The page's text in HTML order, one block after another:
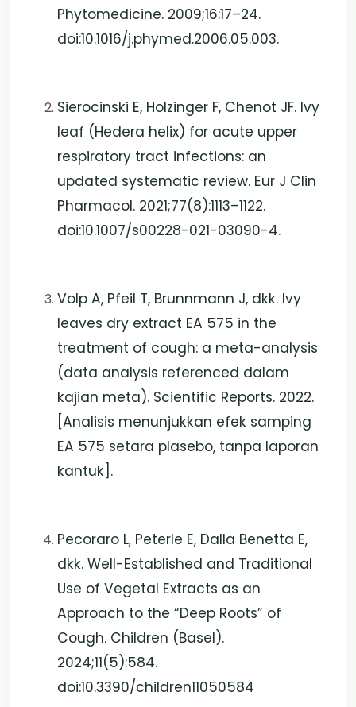
Phytomedicine. 2009;16:17–24.
doi:10.1016/j.phymed.2006.05.003.
Sierocinski E, Holzinger F, Chenot JF. Ivy
leaf (Hedera helix) for acute upper
respiratory tract infections: an
updated systematic review. Eur J Clin
Pharmacol. 2021;77(8):1113–1122.
doi:10.1007/s00228-021-03090-4.
Volp A, Pfeil T, Brunnmann J, dkk. Ivy
leaves dry extract EA 575 in the
treatment of cough: a meta-analysis
(data analysis referenced dalam
kajian meta). Scientific Reports. 2022.
[Analisis menunjukkan efek samping
EA 575 setara plasebo, tanpa laporan
kantuk].
Pecoraro L, Peterle E, Dalla Benetta E,
dkk. Well-Established and Traditional
Use of Vegetal Extracts as an
Approach to the “Deep Roots” of
Cough. Children (Basel).
2024;11(5):584.
doi:10.3390/children11050584